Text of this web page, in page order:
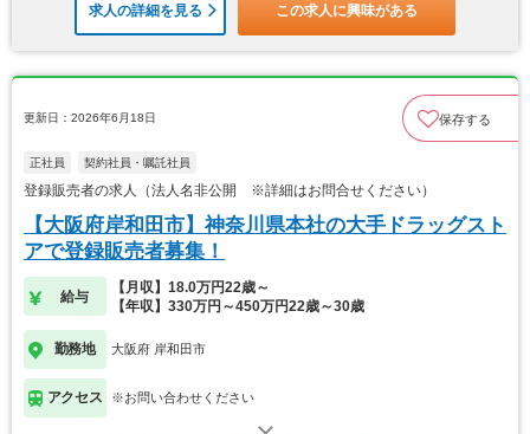
求人の詳細を見る この求人に興味がある
更新日：2026年6月18日 保存する
正社員 契約社員・嘱託社員
登録販売者の求人（法人名非公開 ※詳細はお問合せください）
【大阪府岸和田市】神奈川県本社の大手ドラッグスト
アで登録販売者募集！
給与
【月収】18.0万円22歳～
【年収】330万円～450万円22歳～30歳
勤務地 大阪府 岸和田市
アクセス ※お問い合わせください